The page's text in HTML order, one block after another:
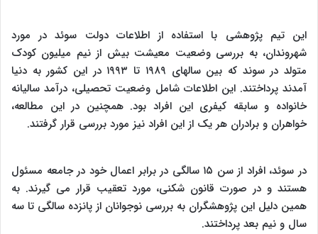
این تیم پژوهشی با استفاده از اطلاعات دولت سوئد در مورد
شهروندان، به بررسی وضعیت معیشت بیش از نیم میلیون کودک
متولد در سوند که بین سالهای ۱۹۸۹ تا ۱۹۹۳ در این کشور به دنیا
آمدند پرداختند. این اطلاعات شامل وضعیت تحصیلی، درآمد سالیانه
خانواده و سابقه کیفری این افراد بود. همچنین در این مطالعه،
خواهران و برادران هر یک از این افراد نیز مورد بررسی قرار گرفتند.
در سوئد، افراد از سن ۱۵ سالگی در برابر اعمال خود در جامعه مسئول
هستند و در صورت قانون شکنی، مورد تعقیب قرار می گیرند. به
همین دلیل این پژوهشگران به بررسی نوجوانان از پانزده سالگی تا سه
سال و نیم بعد پرداختند.